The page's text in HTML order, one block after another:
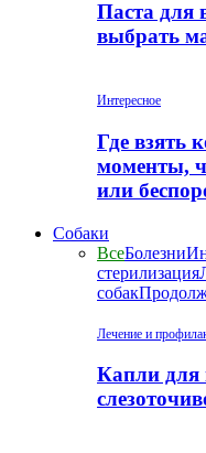
Паста для
выбрать
Интересное
Где взять
моменты,
или
Собаки
ВсеБолезни
стерилизация
собак
Лечение и
Капли для